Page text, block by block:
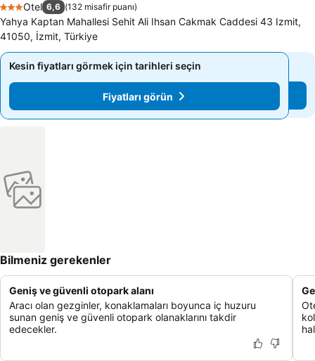
3 Yıldız
Otel 6,6 (132 misafir puanı)
Yahya Kaptan Mahallesi Sehit Ali Ihsan Cakmak Caddesi 43 Izmit,
41050, İzmit, Türkiye
Kesin fiyatları görmek için tarihleri seçin
Fiyatları görün
Kesin fiyatları görmek için tarihleri seçin
Fiyatları görün
Bilmeniz gerekenler
Geniş ve güvenli otopark alanı
Aracı olan gezginler, konaklamaları boyunca iç huzuru
sunan geniş ve güvenli otopark olanaklarını takdir
edecekler.